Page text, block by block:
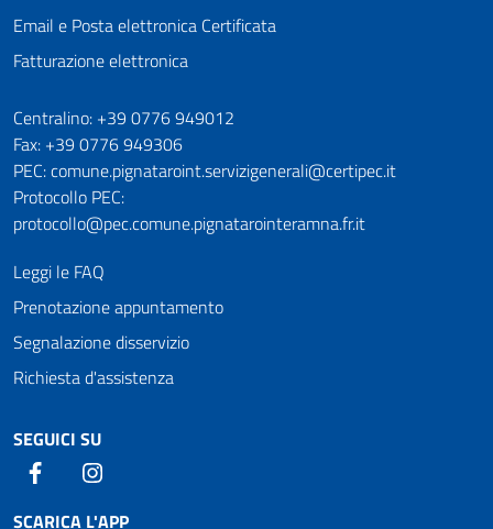
Email e Posta elettronica Certificata
Fatturazione elettronica
Numeri utili
Centralino: +39 0776 949012
Fax: +39 0776 949306
PEC: comune.pignataroint.servizigenerali@certipec.it
Protocollo PEC:
protocollo@pec.comune.pignatarointeramna.fr.it
Leggi le FAQ
Prenotazione appuntamento
Segnalazione disservizio
Richiesta d'assistenza
SEGUICI SU
Facebook
SCARICA L'APP